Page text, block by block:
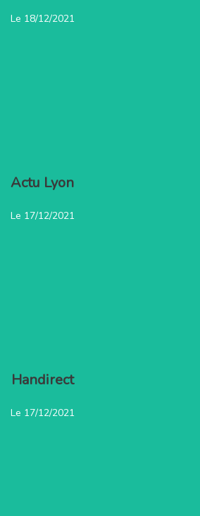
Le 18/12/2021
Actu Lyon
Le 17/12/2021
Handirect
Le 17/12/2021